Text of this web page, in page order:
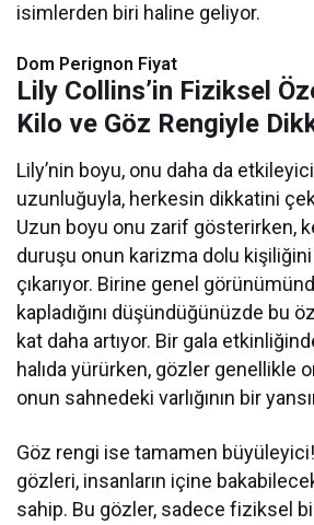
isimlerden biri haline geliyor.
Dom Perignon Fiyat
Lily Collins’in Fiziksel
Kilo ve Göz Rengiyle
Lily’nin boyu, onu daha da
uzunluğuyla, herkesin dikkatini
Uzun boyu onu zarif gösterirken,
duruşu onun karizma dolu
çıkarıyor. Birine genel
kapladığını düşündüğünüzde bu
kat daha artıyor. Bir gala
halıda yürürken, gözler genellikle
onun sahnedeki varlığının bir
Göz rengi ise tamamen
gözleri, insanların içine
sahip. Bu gözler, sadece fiziksel